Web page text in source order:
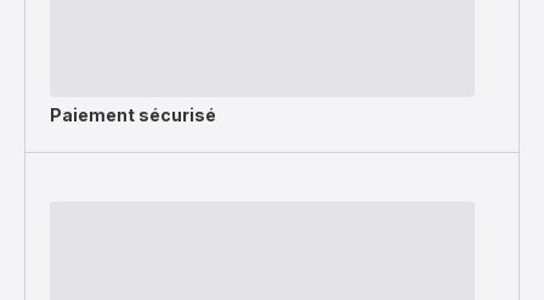
Paiement sécurisé